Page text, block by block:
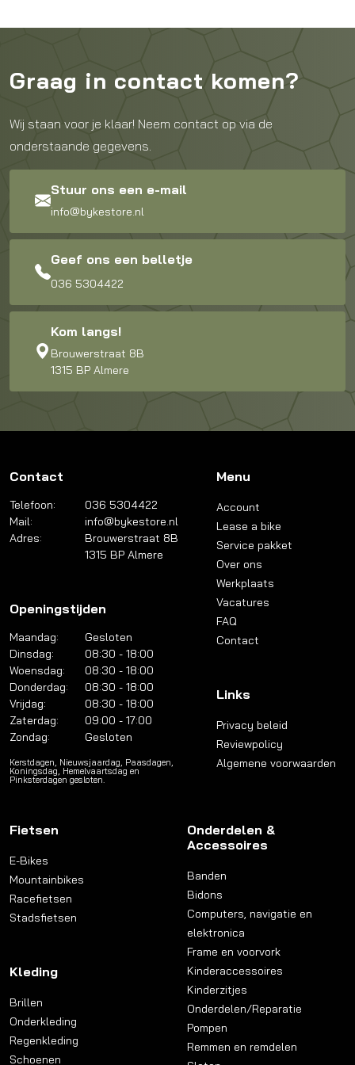
Graag in contact komen?
Wij staan voor je klaar! Neem contact op via de
onderstaande gegevens.
Stuur ons een e-mail
info@bykestore.nl
Geef ons een belletje
036 5304422
Kom langs!
Brouwerstraat 8B
1315 BP Almere
Contact
Telefoon:
036 5304422
Mail:
info@bykestore.nl
Adres:
Brouwerstraat 8B
1315 BP Almere
Openingstijden
Maandag:
Gesloten
Dinsdag:
08:30 - 18:00
Woensdag:
08:30 - 18:00
Donderdag:
08:30 - 18:00
Vrijdag:
08:30 - 18:00
Zaterdag:
09:00 - 17:00
Zondag:
Gesloten
Kerstdagen, Nieuwsjaardag, Paasdagen,
Koningsdag, Hemelvaartsdag en
Pinksterdagen gesloten.
Menu
Account
Lease a bike
Service pakket
Over ons
Werkplaats
Vacatures
FAQ
Contact
Links
Privacy beleid
Reviewpolicy
Algemene voorwaarden
Fietsen
E-Bikes
Mountainbikes
Racefietsen
Stadsfietsen
Kleding
Brillen
Onderkleding
Regenkleding
Schoenen
Onderdelen &
Accessoires
Banden
Bidons
Computers, navigatie en
elektronica
Frame en voorvork
Kinderaccessoires
Kinderzitjes
Onderdelen/Reparatie
Pompen
Remmen en remdelen